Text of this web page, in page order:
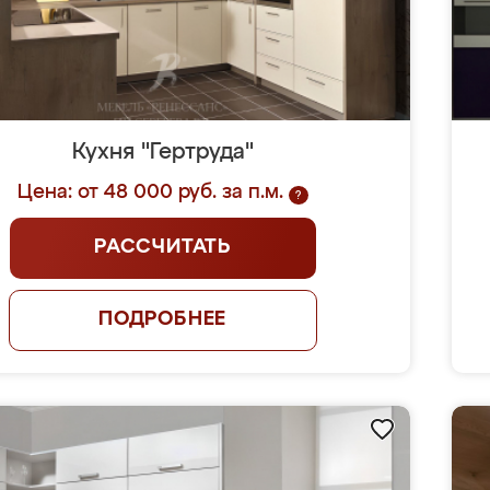
Кухня "Гертруда"
Цена: от 48 000 руб. за п.м. ?
РАССЧИТАТЬ
ПОДРОБНЕЕ